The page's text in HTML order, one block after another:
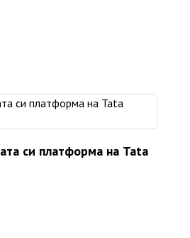
си платформа на Tata